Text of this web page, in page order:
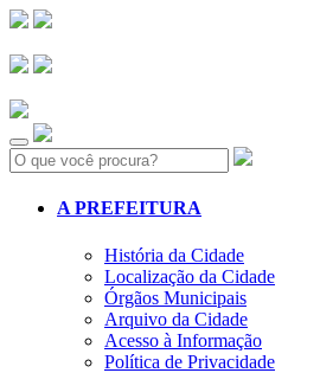
Search:
A PREFEITURA
História da Cidade
Localização da Cidade
Órgãos Municipais
Arquivo da Cidade
Acesso à Informação
Política de Privacidade